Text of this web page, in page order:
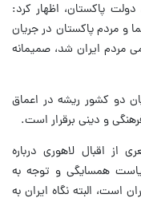
پاکستان، اظهار کرد:
و مردم پاکستان در جریان
مردم ایران شد، صمیمانه
دو کشور ریشه در اعماق
و دینی برقرار است.
از اقبال لاهوری درباره
همسایگی و توجه به
البته نگاه ایران به